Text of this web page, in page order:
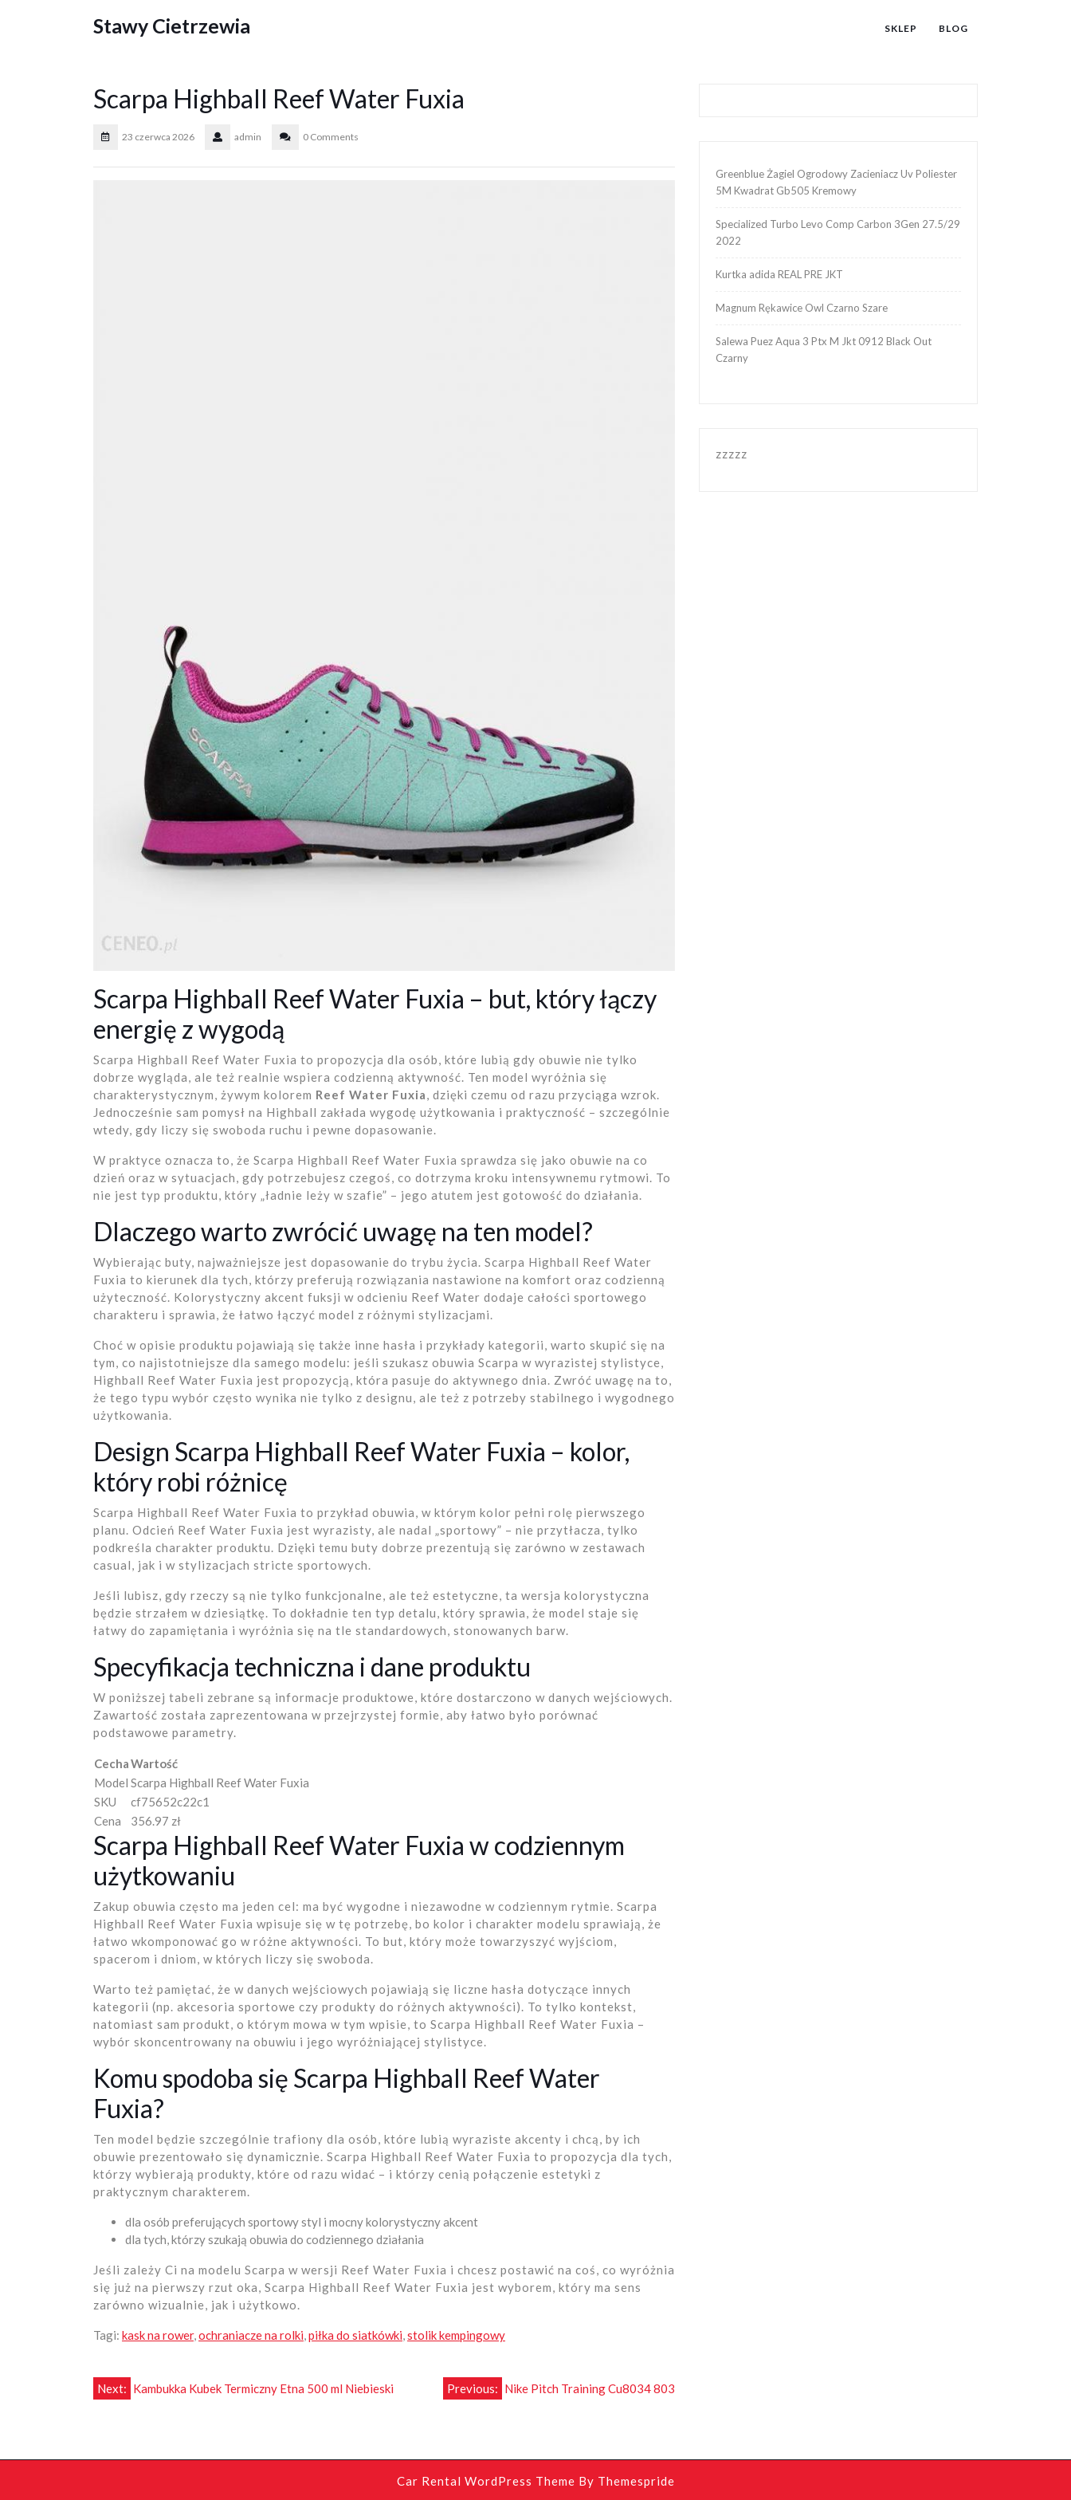
Stawy Cietrzewia SKLEP BLOG
Scarpa Highball Reef Water Fuxia
23 czerwca 2026 admin 0 Comments
Scarpa Highball Reef Water Fuxia – but, który łączy
energię z wygodą
Scarpa Highball Reef Water Fuxia to propozycja dla osób, które lubią gdy obuwie nie tylko
dobrze wygląda, ale też realnie wspiera codzienną aktywność. Ten model wyróżnia się
charakterystycznym, żywym kolorem Reef Water Fuxia, dzięki czemu od razu przyciąga wzrok.
Jednocześnie sam pomysł na Highball zakłada wygodę użytkowania i praktyczność – szczególnie
wtedy, gdy liczy się swoboda ruchu i pewne dopasowanie.
W praktyce oznacza to, że Scarpa Highball Reef Water Fuxia sprawdza się jako obuwie na co
dzień oraz w sytuacjach, gdy potrzebujesz czegoś, co dotrzyma kroku intensywnemu rytmowi. To
nie jest typ produktu, który „ładnie leży w szafie” – jego atutem jest gotowość do działania.
Dlaczego warto zwrócić uwagę na ten model?
Wybierając buty, najważniejsze jest dopasowanie do trybu życia. Scarpa Highball Reef Water
Fuxia to kierunek dla tych, którzy preferują rozwiązania nastawione na komfort oraz codzienną
użyteczność. Kolorystyczny akcent fuksji w odcieniu Reef Water dodaje całości sportowego
charakteru i sprawia, że łatwo łączyć model z różnymi stylizacjami.
Choć w opisie produktu pojawiają się także inne hasła i przykłady kategorii, warto skupić się na
tym, co najistotniejsze dla samego modelu: jeśli szukasz obuwia Scarpa w wyrazistej stylistyce,
Highball Reef Water Fuxia jest propozycją, która pasuje do aktywnego dnia. Zwróć uwagę na to,
że tego typu wybór często wynika nie tylko z designu, ale też z potrzeby stabilnego i wygodnego
użytkowania.
Design Scarpa Highball Reef Water Fuxia – kolor,
który robi różnicę
Scarpa Highball Reef Water Fuxia to przykład obuwia, w którym kolor pełni rolę pierwszego
planu. Odcień Reef Water Fuxia jest wyrazisty, ale nadal „sportowy” – nie przytłacza, tylko
podkreśla charakter produktu. Dzięki temu buty dobrze prezentują się zarówno w zestawach
casual, jak i w stylizacjach stricte sportowych.
Jeśli lubisz, gdy rzeczy są nie tylko funkcjonalne, ale też estetyczne, ta wersja kolorystyczna
będzie strzałem w dziesiątkę. To dokładnie ten typ detalu, który sprawia, że model staje się
łatwy do zapamiętania i wyróżnia się na tle standardowych, stonowanych barw.
Specyfikacja techniczna i dane produktu
W poniższej tabeli zebrane są informacje produktowe, które dostarczono w danych wejściowych.
Zawartość została zaprezentowana w przejrzystej formie, aby łatwo było porównać
podstawowe parametry.
CechaWartość
Model Scarpa Highball Reef Water Fuxia
SKU
cf75652c22c1
Cena
356.97 zł
Scarpa Highball Reef Water Fuxia w codziennym
użytkowaniu
Zakup obuwia często ma jeden cel: ma być wygodne i niezawodne w codziennym rytmie. Scarpa
Highball Reef Water Fuxia wpisuje się w tę potrzebę, bo kolor i charakter modelu sprawiają, że
łatwo wkomponować go w różne aktywności. To but, który może towarzyszyć wyjściom,
spacerom i dniom, w których liczy się swoboda.
Warto też pamiętać, że w danych wejściowych pojawiają się liczne hasła dotyczące innych
kategorii (np. akcesoria sportowe czy produkty do różnych aktywności). To tylko kontekst,
natomiast sam produkt, o którym mowa w tym wpisie, to Scarpa Highball Reef Water Fuxia –
wybór skoncentrowany na obuwiu i jego wyróżniającej stylistyce.
Komu spodoba się Scarpa Highball Reef Water
Fuxia?
Ten model będzie szczególnie trafiony dla osób, które lubią wyraziste akcenty i chcą, by ich
obuwie prezentowało się dynamicznie. Scarpa Highball Reef Water Fuxia to propozycja dla tych,
którzy wybierają produkty, które od razu widać – i którzy cenią połączenie estetyki z
praktycznym charakterem.
dla osób preferujących sportowy styl i mocny kolorystyczny akcent
dla tych, którzy szukają obuwia do codziennego działania
Jeśli zależy Ci na modelu Scarpa w wersji Reef Water Fuxia i chcesz postawić na coś, co wyróżnia
się już na pierwszy rzut oka, Scarpa Highball Reef Water Fuxia jest wyborem, który ma sens
zarówno wizualnie, jak i użytkowo.
Tagi: kask na rower,ochraniacze na rolki,piłka do siatkówki,stolik kempingowy
Nawigacja
Previous: Nike Pitch Training Cu8034 803
Next: Kambukka Kubek Termiczny Etna 500 ml Niebieski
Greenblue Żagiel Ogrodowy Zacieniacz Uv Poliester
5M Kwadrat Gb505 Kremowy
Specialized Turbo Levo Comp Carbon 3Gen 27.5/29
2022
Kurtka adida REAL PRE JKT
Magnum Rękawice Owl Czarno Szare
Salewa Puez Aqua 3 Ptx M Jkt 0912 Black Out
Czarny
zzzzz
Car Rental WordPress Theme By Themespride